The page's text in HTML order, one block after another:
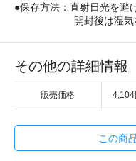
●保存方法：直射日光を避
開封後は湿気を避け
その他の詳細情報
販売価格 4,104
この商